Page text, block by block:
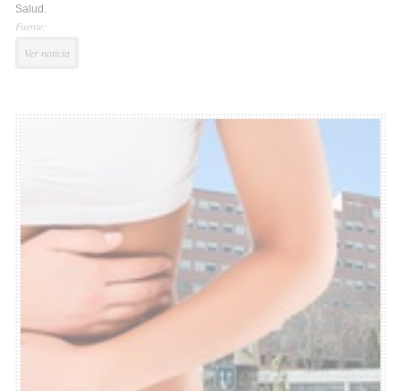
Salud.
Fuente:
Ver noticia